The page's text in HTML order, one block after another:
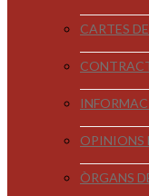
CARTES
OPINIONS
ÒRGANS